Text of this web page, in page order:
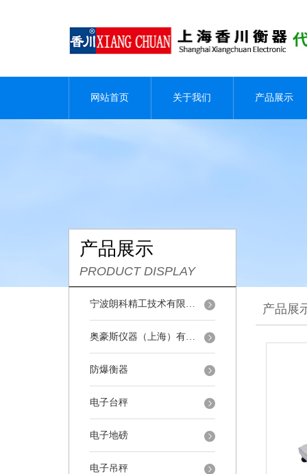
网站首页 关于我们 产品展示
产品展示
PRODUCT DISPLAY
宁波朗科精工技术有限公司
奥豪斯仪器（上海）有限公司
防爆衡器
电子台秤
电子地磅
电子吊秤
产品展